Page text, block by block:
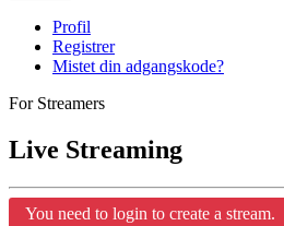
Profil
Registrer
Mistet din adgangskode?
For Streamers
Live Streaming
You need to login to create a stream.